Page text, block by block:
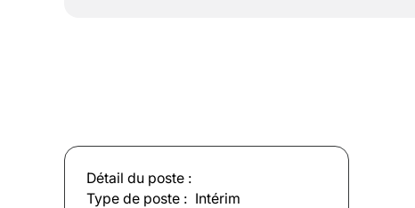
Détail du poste :
Type de poste : Intérim